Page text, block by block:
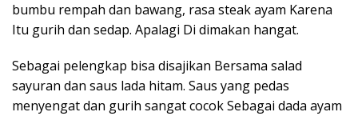
bumbu rempah dan bawang, rasa steak ayam Karena
Itu gurih dan sedap. Apalagi Di dimakan hangat.
Sebagai pelengkap bisa disajikan Bersama salad
sayuran dan saus lada hitam. Saus yang pedas
menyengat dan gurih sangat cocok Sebagai dada ayam